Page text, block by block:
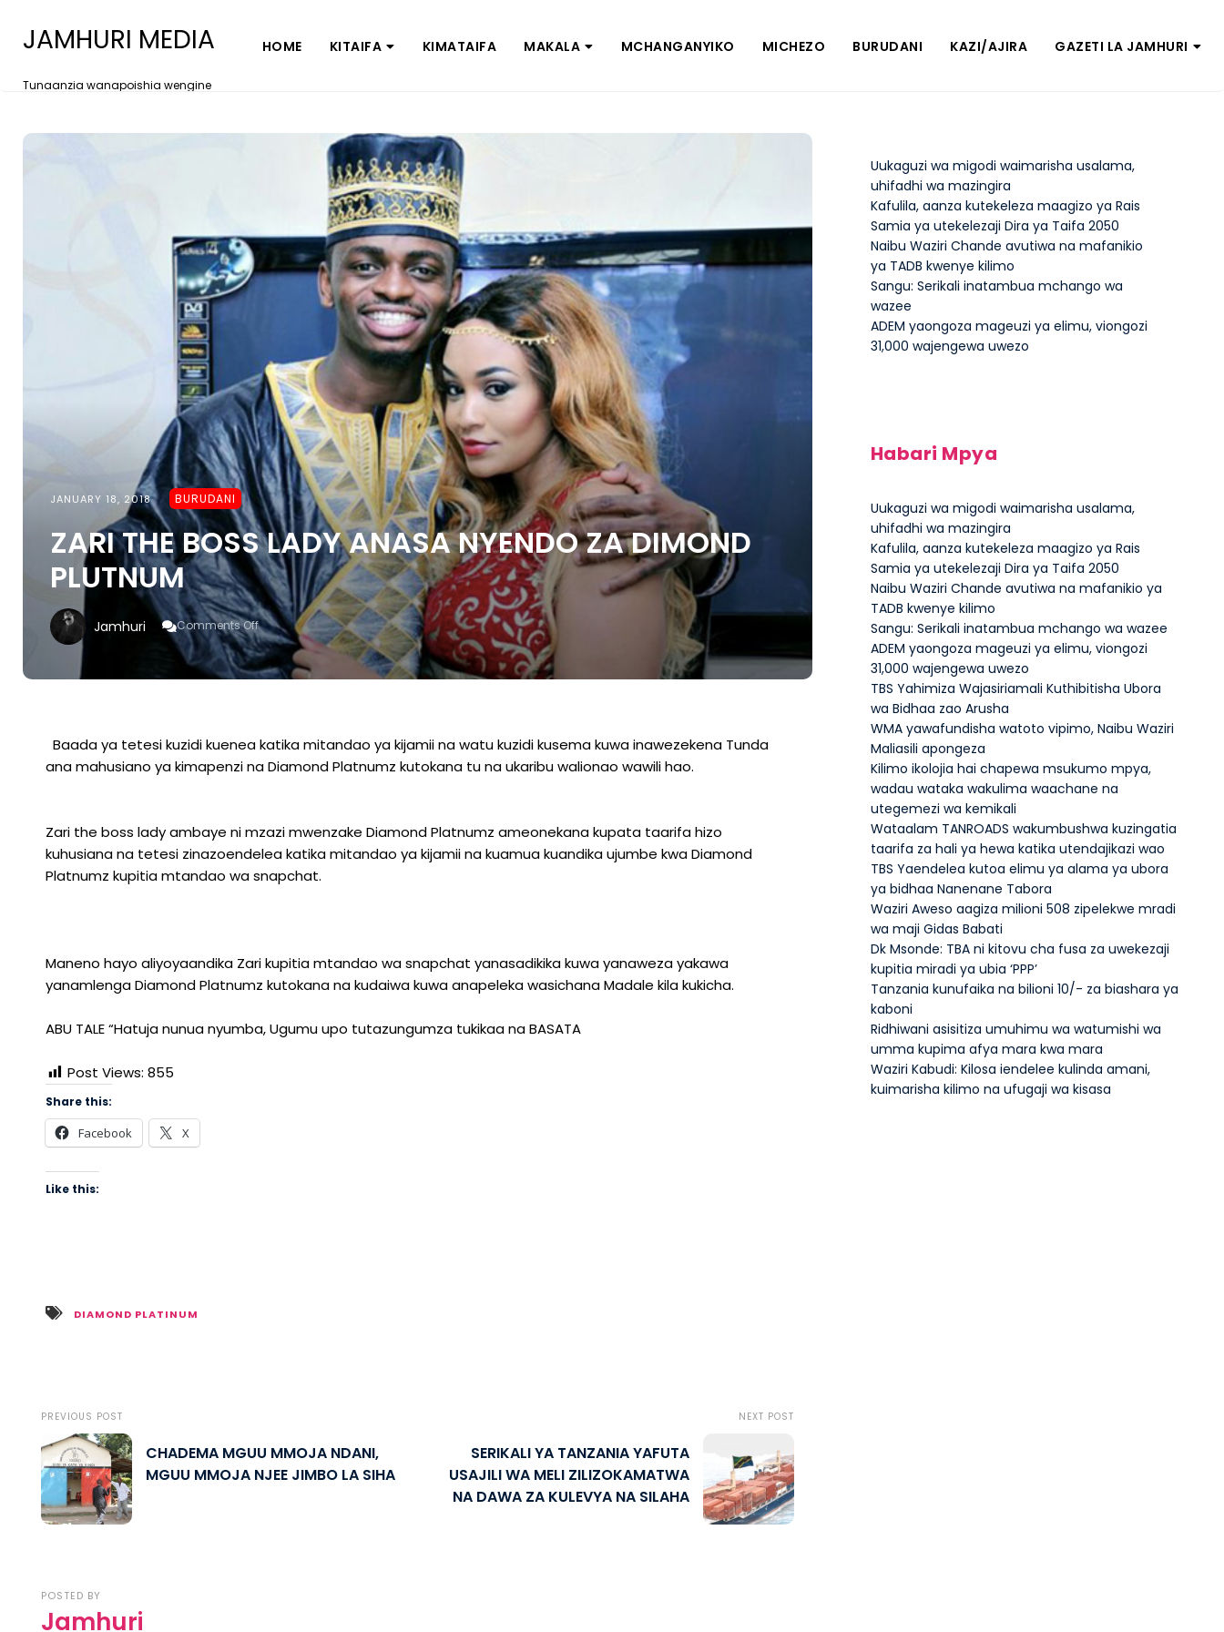
JAMHURI MEDIA
Tunaanzia wanapoishia wengine
HOME KITAIFA KIMATAIFA MAKALA MCHANGANYIKO MICHEZO BURUDANI KAZI/AJIRA GAZETI LA JAMHURI
JANUARY 18, 2018 BURUDANI
ZARI THE BOSS LADY ANASA NYENDO ZA DIMOND
PLUTNUM
Jamhuri Comments Off
On
ZARI
THE
BOSS
ZA
DIMOND
PLUTNUM
Baada ya tetesi kuzidi kuenea katika mitandao ya kijamii na watu kuzidi kusema kuwa inawezekena Tunda
ana mahusiano ya kimapenzi na Diamond Platnumz kutokana tu na ukaribu walionao wawili hao.
Zari the boss lady ambaye ni mzazi mwenzake Diamond Platnumz ameonekana kupata taarifa hizo
kuhusiana na tetesi zinazoendelea katika mitandao ya kijamii na kuamua kuandika ujumbe kwa Diamond
Platnumz kupitia mtandao wa snapchat.
Maneno hayo aliyoyaandika Zari kupitia mtandao wa snapchat yanasadikika kuwa yanaweza yakawa
yanamlenga Diamond Platnumz kutokana na kudaiwa kuwa anapeleka wasichana Madale kila kukicha.
ABU TALE “Hatuja nunua nyumba, Ugumu upo tutazungumza tukikaa na BASATA
Post Views: 855
Share this:
Facebook X
Like this:
DIAMOND PLATINUM
PREVIOUS POST
CHADEMA MGUU MMOJA NDANI,
MGUU MMOJA NJEE JIMBO LA SIHA
NEXT POST
SERIKALI YA TANZANIA YAFUTA
USAJILI WA MELI ZILIZOKAMATWA
NA DAWA ZA KULEVYA NA SILAHA
POSTED BY
Jamhuri
Uukaguzi wa migodi waimarisha usalama,
uhifadhi wa mazingira
Kafulila, aanza kutekeleza maagizo ya Rais
Samia ya utekelezaji Dira ya Taifa 2050
Naibu Waziri Chande avutiwa na mafanikio
ya TADB kwenye kilimo
Sangu: Serikali inatambua mchango wa
wazee
ADEM yaongoza mageuzi ya elimu, viongozi
31,000 wajengewa uwezo
Habari Mpya
Uukaguzi wa migodi waimarisha usalama,
uhifadhi wa mazingira
Kafulila, aanza kutekeleza maagizo ya Rais
Samia ya utekelezaji Dira ya Taifa 2050
Naibu Waziri Chande avutiwa na mafanikio ya
TADB kwenye kilimo
Sangu: Serikali inatambua mchango wa wazee
ADEM yaongoza mageuzi ya elimu, viongozi
31,000 wajengewa uwezo
TBS Yahimiza Wajasiriamali Kuthibitisha Ubora
wa Bidhaa zao Arusha
WMA yawafundisha watoto vipimo, Naibu Waziri
Maliasili apongeza
Kilimo ikolojia hai chapewa msukumo mpya,
wadau wataka wakulima waachane na
utegemezi wa kemikali
Wataalam TANROADS wakumbushwa kuzingatia
taarifa za hali ya hewa katika utendajikazi wao
TBS Yaendelea kutoa elimu ya alama ya ubora
ya bidhaa Nanenane Tabora
Waziri Aweso aagiza milioni 508 zipelekwe mradi
wa maji Gidas Babati
Dk Msonde: TBA ni kitovu cha fusa za uwekezaji
kupitia miradi ya ubia ‘PPP’
Tanzania kunufaika na bilioni 10/- za biashara ya
kaboni
Ridhiwani asisitiza umuhimu wa watumishi wa
umma kupima afya mara kwa mara
Waziri Kabudi: Kilosa iendelee kulinda amani,
kuimarisha kilimo na ufugaji wa kisasa